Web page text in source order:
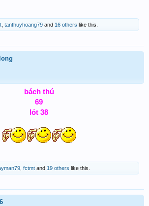
tanthuyhoang79 and 16 others like this.
bách thú
69
lót 38
fctmt and 19 others like this.